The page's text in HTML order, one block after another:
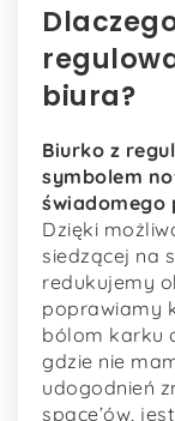
biura?
Biurko z
symbolem
świadomego
Dzięki
siedzącej na
redukujemy
poprawiamy
bólom karku
gdzie nie
udogodnień
space’ów,